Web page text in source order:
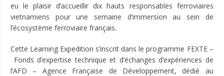
eu le plaisir d’accueillir dix hauts responsables ferroviaires
vietnamiens pour une semaine d’immersion au sein de
l’écosystème ferroviaire français.
Cette Learning Expedition s’inscrit dans le programme FEXTE –
Fonds d’expertise technique et d’échanges d’expériences de
l’AFD – Agence Française de Développement, dédié au